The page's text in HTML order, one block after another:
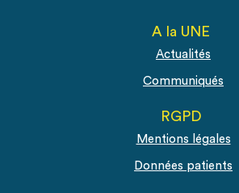
A la UNE
Actualités
Communiqués
RGPD
Mentions légales
Données patients